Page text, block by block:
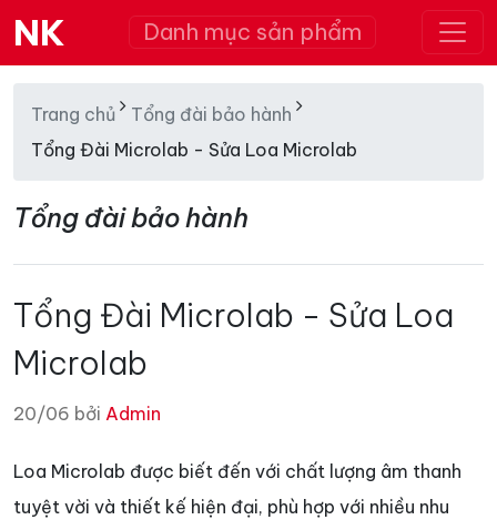
NK Danh mục sản phẩm
Trang chủ
Tổng đài bảo hành
Tổng Đài Microlab - Sửa Loa Microlab
Tổng đài bảo hành
Tổng Đài Microlab - Sửa Loa
Microlab
20/06 bởi Admin
Loa Microlab được biết đến với chất lượng âm thanh
tuyệt vời và thiết kế hiện đại, phù hợp với nhiều nhu